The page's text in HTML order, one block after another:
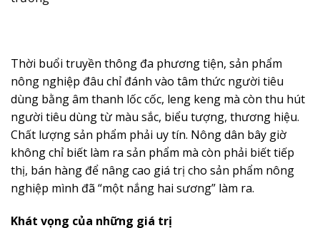
bảo chất lượng, uy tín nên sản phẩm của chị được
không có sản phẩm để bán. Tất cả nguồn nông sản của
chị được sản xuất theo đơn đặt hàng của doanh
nghiệp, theo nhu cầu người tiêu dùng. Nhờ vậy mà dưa
lưới chị làm ra không phải lo đầu ra và giá cả.